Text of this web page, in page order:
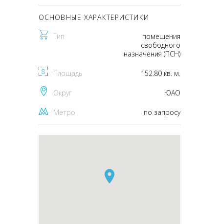
ОСНОВНЫЕ ХАРАКТЕРИСТИКИ
Тип
помещения
свободного
назначения (ПСН)
Площадь 152.80 кв. м.
Округ ЮАО
Метро по запросу